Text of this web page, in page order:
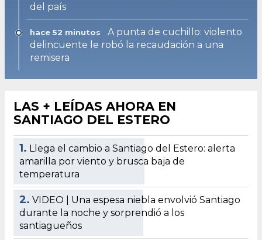
del país
hace 52 minutos
A punta de cuchillo: violento
delincuente le robó la recaudación a una
remisera
LAS + LEÍDAS AHORA EN
SANTIAGO DEL ESTERO
1. Llega el cambio a Santiago del Estero: alerta
amarilla por viento y brusca baja de
temperatura
2. VIDEO | Una espesa niebla envolvió Santiago
durante la noche y sorprendió a los
santiagueños